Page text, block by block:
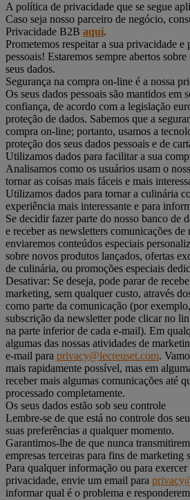
A política de privacidade que se segue
Caso seja nosso parceiro de negócio,
Privacidade B2B aqui.
Prometemos respeitar a sua privacidade e
pessoais! Estaremos sempre abertos
seus dados.
Segurança na compra on-line é a nossa
Os seus dados pessoais são mantidos em
confiança, de acordo com a legislação
proteção de dados. Sabemos que a
compra on-line; portanto, usamos a
proteção dos seus dados pessoais e de
Utilizamos dados para facilitar a sua
Analisamos como os usuários usam o
tornar as coisas mais fáceis e mais
Utilizamos dados para tornar a culinária
experiência mais interessante e para
Se decidir fazer parte do nosso banco de
e receber as newsletters comunicações
enviaremos conteúdos especiais
sobre novos produtos lançados, ofertas
de culinária, ou promoções especiais
Desativar: Se deseja, pode parar de
marketing, sem qualquer custo, através
como parte da comunicação (por
subscrição da newsletter pode clicar no
na parte inferior de cada e-mail). Em
algumas das nossas atividades de
e-mail para privacy@lecreuset.com.
mais rapidamente possível, mas em
receber mais algumas comunicações até
processado completamente.
Os seus dados estão sob seu controle
Lembre-se de que está no controle dos
suas preferências a qualquer momento.
Garantimos-lhe de que nunca
empresas terceiras para fins de marketing
Para qualquer informação ou para exercer
privacidade, envie um email para
informar qual é o problema e